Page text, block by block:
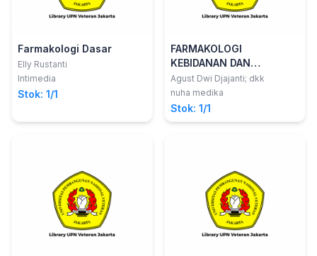
Farmakologi Dasar
Elly Rustanti
Intimedia
Stok: 1/1
FARMAKOLOGI
KEBIDANAN DAN
KEPERAWATAN
Agust Dwi Djajanti; dkk
nuha medika
Stok: 1/1